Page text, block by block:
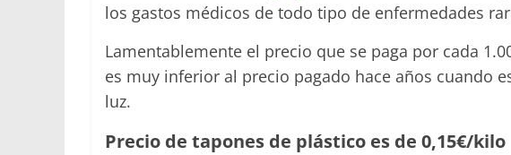
los gastos médicos de todo tipo de enfermedades
Lamentablemente el precio que se paga por cada
es muy inferior al precio pagado hace años cuando
luz.
Precio de tapones de plástico es de 0,15€/kilo